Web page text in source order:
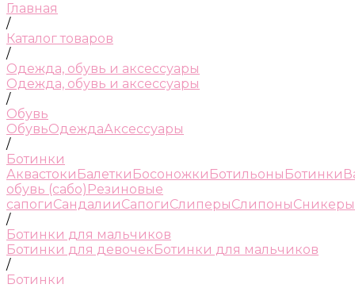
Главная
/
Каталог товаров
/
Одежда, обувь и аксессуары
Одежда, обувь и аксессуары
/
Обувь
ОбувьОдеждаАксессуары
/
Ботинки
Аквастоки Балетки Босоножки Ботильоны Ботинки
обувь (сабо) Резиновые
сапогиСандалииСапогиСлиперыСлипоныСникеры
/
Ботинки для мальчиков
Ботинки для девочекБотинки для мальчиков
/
Ботинки